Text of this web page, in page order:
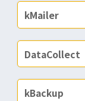
kMailer
DataCollect
kBackup